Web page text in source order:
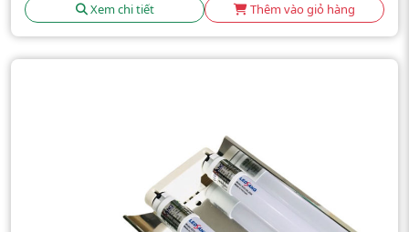
Xem chi tiết Thêm vào giỏ hàng